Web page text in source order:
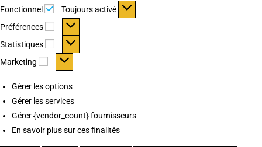
Fonctionnel Fonctionnel
Toujours activé
Préférences
Préférences
Statistiques Statistiques
Marketing Marketing
Gérer les options
Gérer les services
Gérer {vendor_count} fournisseurs
En savoir plus sur ces finalités